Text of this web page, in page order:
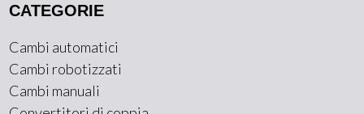
CATEGORIE
Cambi automatici
Cambi robotizzati
Cambi manuali